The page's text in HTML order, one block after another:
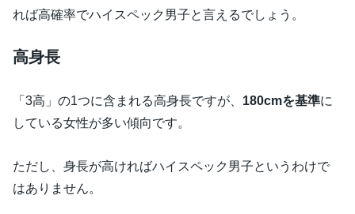
れば高確率でハイスペック男子と言えるでしょう。
高身長
「3高」の1つに含まれる高身長ですが、 180cmを基準に
している女性が多い傾向です。
ただし、身長が高ければハイスペック男子というわけで
はありません。